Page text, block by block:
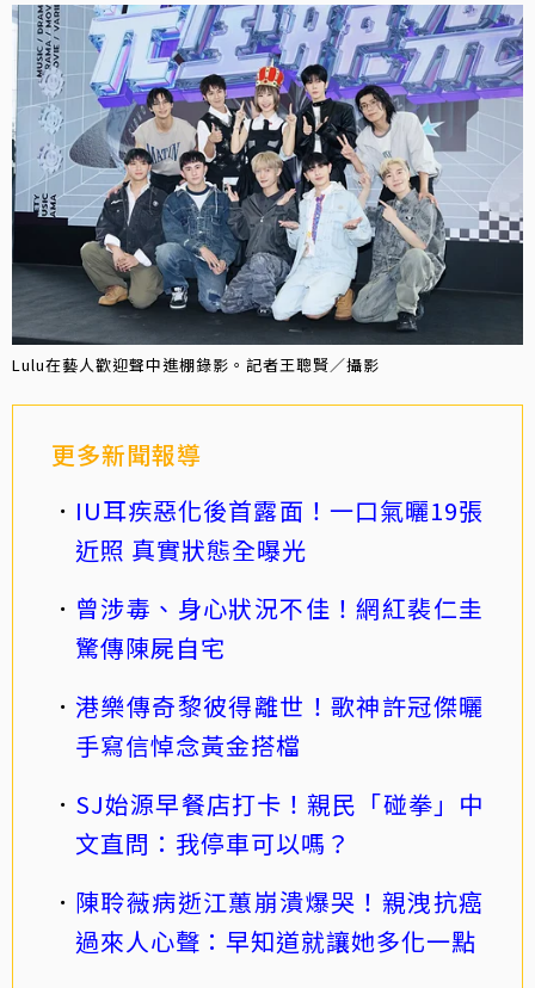
Lulu在藝人歡迎聲中進棚錄影。記者王聰賢／攝影
更多新聞報導
IU耳疾惡化後首露面！一口氣曬19張
近照 真實狀態全曝光
曾涉毒、身心狀況不佳！網紅裴仁圭
驚傳陳屍自宅
港樂傳奇黎彼得離世！歌神許冠傑曬
手寫信悼念黃金搭檔
SJ始源早餐店打卡！親民「碰拳」中
文直問：我停車可以嗎？
陳聆薇病逝江蕙崩潰爆哭！親洩抗癌
過來人心聲：早知道就讓她多化一點